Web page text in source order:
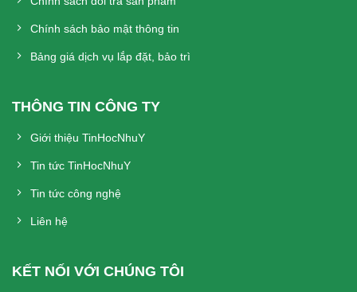
Chính sách bảo mật thông tin
Bảng giá dịch vụ lắp đặt, bảo trì
THÔNG TIN CÔNG TY
Giới thiệu TinHocNhuY
Tin tức TinHocNhuY
Tin tức công nghệ
Liên hệ
KẾT NỐI VỚI CHÚNG TÔI